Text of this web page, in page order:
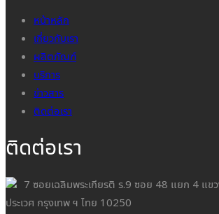
หน้าหลัก
เกี่ยวกับเรา
ผลิตภัณฑ์
บริการ
ข่าวสาร
ติดต่อเรา
ติดต่อเรา
7 ซอยเฉลิมพระเกียรติ ร.9 ซอย 48 แยก 4 แข
ประเวศ กรุงเทพ ฯ ไทย 10250